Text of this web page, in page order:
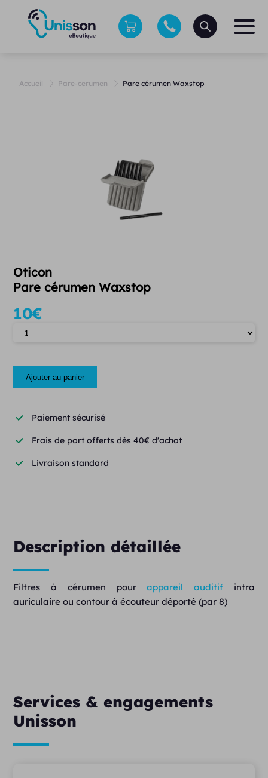
Accueil Pare-cerumen Pare cérumen Waxstop
Oticon
Pare cérumen Waxstop
10€
Quantité
Ajouter au panier
Paiement sécurisé
Frais de port offerts dès 40€ d'achat
Livraison standard
Description détaillée
Filtres à cérumen pourappareil auditifintra
auriculaire ou contour à écouteur déporté (par 8)
Services & engagements
Unisson